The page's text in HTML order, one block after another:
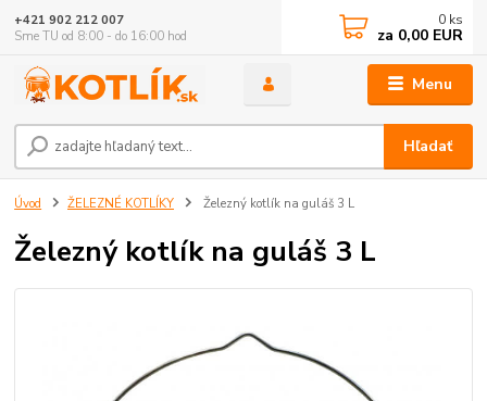
Menu
Hľadať
+421 902 212 007
Sme TU od 8:00 - do 16:00 hod
0 ks
za 0,00 EUR
Úvod ŽELEZNÉ KOTLÍKY Železný kotlík na guláš 3 L
Železný kotlík na guláš 3 L